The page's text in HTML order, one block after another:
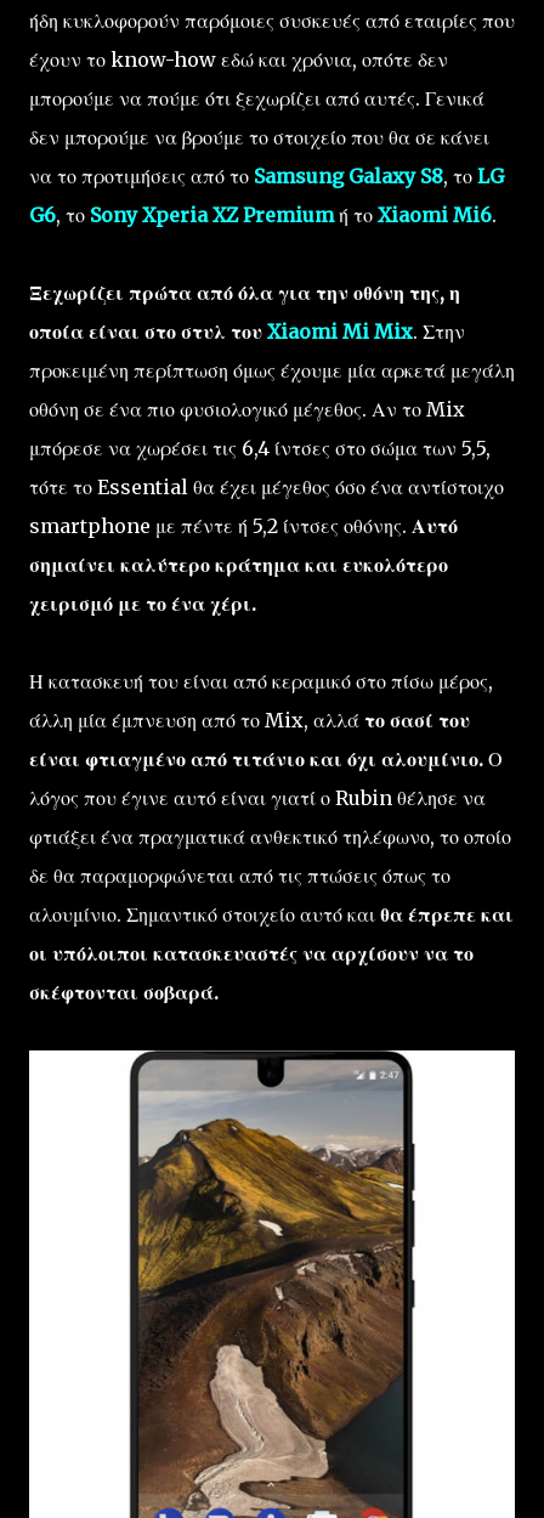
ήδη κυκλοφορούν παρόμοιες συσκευές από εταιρίες που
έχουν το know-how εδώ και χρόνια, οπότε δεν
μπορούμε να πούμε ότι ξεχωρίζει από αυτές. Γενικά
δεν μπορούμε να βρούμε το στοιχείο που θα σε κάνει
να το προτιμήσεις από το Samsung Galaxy S8, το LG
G6, το Sony Xperia XZ Premiumή το Xiaomi Mi6.
Ξεχωρίζει πρώτα από όλα για την οθόνη της, η
οποία είναι στο στυλ του Xiaomi Mi Mix. Στην
προκειμένη περίπτωση όμως έχουμε μία αρκετά μεγάλη
οθόνη σε ένα πιο φυσιολογικό μέγεθος. Αν το Mix
μπόρεσε να χωρέσει τις 6,4 ίντσες στο σώμα των 5,5,
τότε το Essential θα έχει μέγεθος όσο ένα αντίστοιχο
smartphone με πέντε ή 5,2 ίντσες οθόνης. Αυτό
σημαίνει καλύτερο κράτημα και ευκολότερο
χειρισμό με το ένα χέρι.
Η κατασκευή του είναι από κεραμικό στο πίσω μέρος,
άλλη μία έμπνευση από το Mix, αλλά το σασί του
είναι φτιαγμένο από τιτάνιο και όχι αλουμίνιο. Ο
λόγος που έγινε αυτό είναι γιατί ο Rubin θέλησε να
φτιάξει ένα πραγματικά ανθεκτικό τηλέφωνο, το οποίο
δε θα παραμορφώνεται από τις πτώσεις όπως το
αλουμίνιο. Σημαντικό στοιχείο αυτό και θα έπρεπε και
οι υπόλοιποι κατασκευαστές να αρχίσουν να το
σκέφτονται σοβαρά.